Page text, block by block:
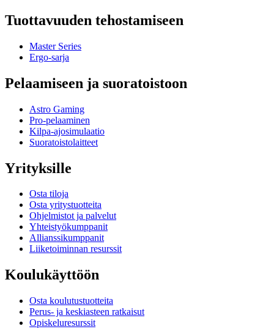
Tuottavuuden tehostamiseen
Master Series
Ergo-sarja
Pelaamiseen ja suoratoistoon
Astro Gaming
Pro-pelaaminen
Kilpa-ajosimulaatio
Suoratoistolaitteet
Yrityksille
Osta tiloja
Osta yritystuotteita
Ohjelmistot ja palvelut
Yhteistyökumppanit
Allianssikumppanit
Liiketoiminnan resurssit
Koulukäyttöön
Osta koulutustuotteita
Perus- ja keskiasteen ratkaisut
Opiskeluresurssit